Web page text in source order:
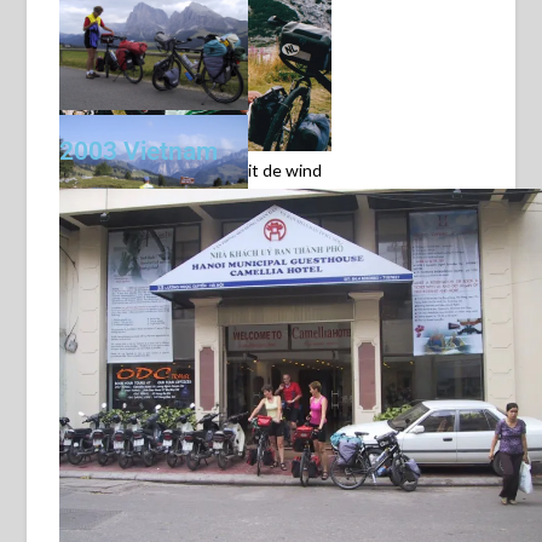
2002 Dolomieten. Even uit de wind
zitten.
2002 Dolomieten. Prachtig
2002 Dolomieten.
2002 Dolomieten. Een
hele mooie pas.
2003 Vietnam